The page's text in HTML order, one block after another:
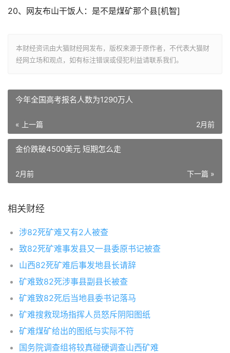
20、网友布山干饭人：是不是煤矿那个县[机智]
本财经资讯由大猫财经网发布，版权来源于原作者，不代表大猫财
经网立场和观点，如有标注错误或侵犯利益请联系我们。
今年全国高考报名人数为1290万人
« 上一篇 2月前
金价跌破4500美元 短期怎么走
下一篇 »
2月前
相关财经
涉82死矿难又有2人被查
致82死矿难事发县又一县委原书记被查
山西82死矿难后事发地县长请辞
矿难致82死涉事县副县长被查
矿难致82死后当地县委书记落马
矿难搜救现场指挥人员怒斥阴阳图纸
矿难煤矿给出的图纸与实际不符
国务院调查组将较真碰硬调查山西矿难